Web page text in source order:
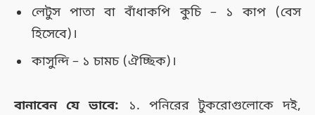
লেটুস পাতা বা বাঁধাকপি কুচি – ১ কাপ (বেস
হিসেবে)।
কাসুন্দি – ১ চামচ (ঐচ্ছিক)।
বানাবেন যে ভাবে: ১. পনিরের টুকরোগুলোকে দই,